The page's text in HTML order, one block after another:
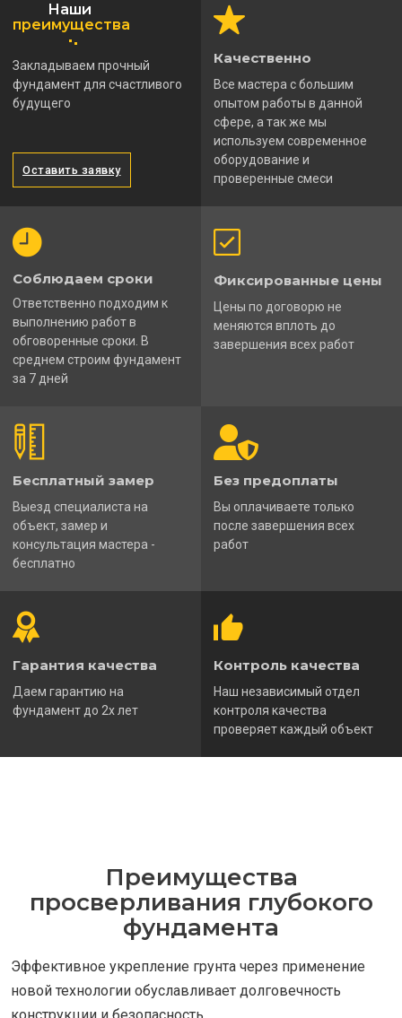
Наши
преимущества
Закладываем прочный
фундамент для счастливого
будущего
Оставить заявку
Качественно
Все мастера с большим
опытом работы в данной
сфере, а так же мы
используем современное
оборудование и
проверенные смеси
Соблюдаем сроки
Ответственно подходим к
выполнению работ в
обговоренные сроки. В
среднем строим фундамент
за 7 дней
Фиксированные цены
Цены по договорю не
меняются вплоть до
завершения всех работ
Бесплатный замер
Выезд специалиста на
объект, замер и
консультация мастера -
бесплатно
Без предоплаты
Вы оплачиваете только
после завершения всех
работ
Гарантия качества
Даем гарантию на
фундамент до 2х лет
Контроль качества
Наш независимый отдел
контроля качества
проверяет каждый объект
Преимущества
просверливания глубокого
фундамента
Эффективное укрепление грунта через применение
новой технологии обуславливает долговечность